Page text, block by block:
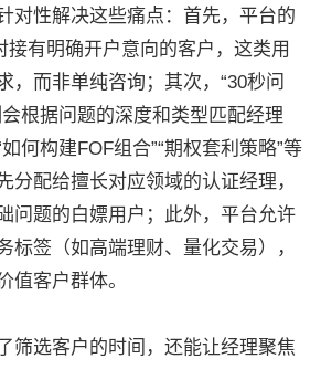
对性解决这些痛点：首先，平台的
接有明确开户意向的客户，这类用
，而非单纯咨询；其次，“30秒问
根据问题的深度和类型匹配经理
何构建FOF组合”“期权套利策略”等
分配给擅长对应领域的认证经理，
问题的白嫖用户；此外，平台允许
标签（如高端理财、量化交易），
值客户群体。
筛选客户的时间，还能让经理聚焦